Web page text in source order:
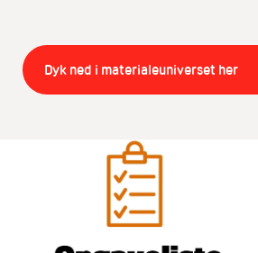
Dyk ned i materialeuniverset her